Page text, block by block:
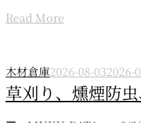
Read More
木材倉庫2026-08-032026-
草刈り、燻煙防